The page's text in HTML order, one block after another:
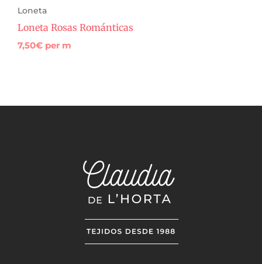
Loneta
Loneta Rosas Románticas
7,50€ per m